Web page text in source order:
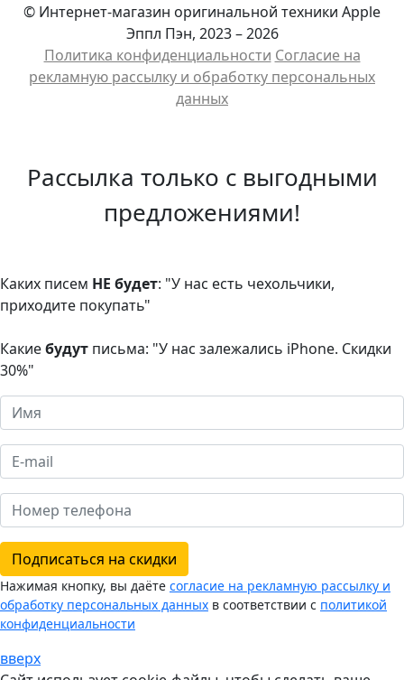
© Интернет-магазин оригинальной техники Apple
Эппл Пэн, 2023 – 2026
Политика конфиденциальности Cогласие на
рекламную рассылку и обработку персональных
данных
Рассылка только с выгодными
предложениями!
Каких писем НЕ будет: "У нас есть чехольчики,
приходите покупать"
Какиебудут письма: "У нас залежались iPhone. Скидки
30%"
Подписаться на скидки
Нажимая кнопку, вы даёте согласие на рекламную рассылку и
обработку персональных данных в соответствии с политикой
конфиденциальности
вверх